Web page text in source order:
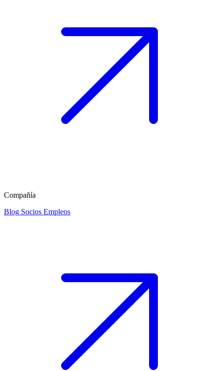
Compañía
Blog Socios Empleos